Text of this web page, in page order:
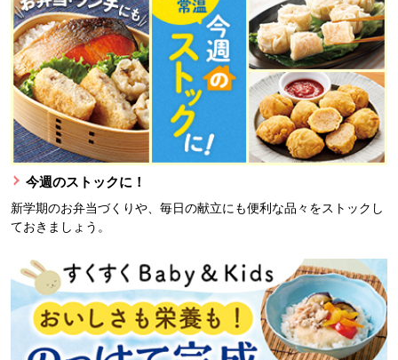
今週のストックに！
新学期のお弁当づくりや、毎日の献立にも便利な品々をストックし
ておきましょう。